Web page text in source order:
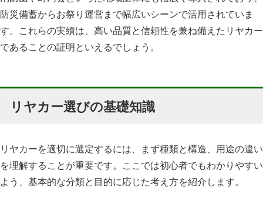
防災備蓄からお祭り運営まで幅広いシーンで活用されていま
す。これらの実績は、高い品質と信頼性を兼ね備えたリヤカー
であることの証明といえるでしょう。
リヤカー選びの基礎知識
リヤカーを適切に選定するには、まず種類と構造、用途の違い
を理解することが重要です。ここでは初心者でもわかりやすい
よう、基本的な分類と目的に応じた考え方を紹介します。